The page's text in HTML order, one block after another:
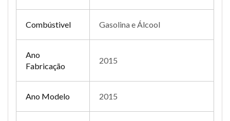
Combústivel Gasolina e Álcool
Ano
Fabricação
2015
Ano Modelo 2015